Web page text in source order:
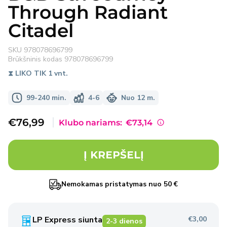
Through Radiant
Citadel
SKU 978078696799
Brūkšninis kodas 978078696799
⧗ LIKO TIK 1 vnt.
99-240 min. 4-6 Nuo 12 m.
Išpardavimo
€76,99 Klubo nariams: €73,14
Į KREPŠELĮ
Nemokamas pristatymas nuo 50 €
LP Express siunta 2-3 dienos €3,00